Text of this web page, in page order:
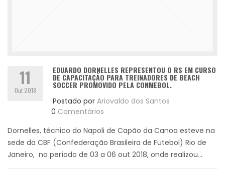
11
Out 2018
EDUARDO DORNELLES REPRESENTOU O RS EM CURSO
DE CAPACITAÇÃO PARA TREINADORES DE BEACH
SOCCER PROMOVIDO PELA CONMEBOL.
Postado por Ariovaldo dos Santos
0 Comentários
Dornelles, técnico do Napoli de Capão da Canoa esteve na
sede da CBF (Confederação Brasileira de Futebol) Rio de
Janeiro, no período de 03 a 06 out 2018, onde realizou...